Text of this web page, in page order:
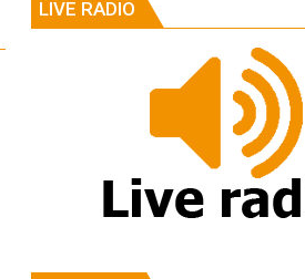
LIVE RADIO